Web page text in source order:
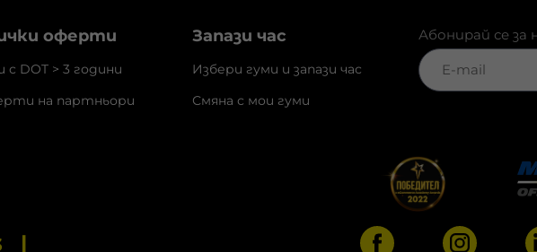
оферти
с DOT > 3 години
на партньори
Запази час
Избери гуми и запази час
Смяна с мои гуми
Абонирай се